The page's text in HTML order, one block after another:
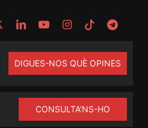
DIGUES-NOS QUÈ OPINES
CONSULTA'NS-HO